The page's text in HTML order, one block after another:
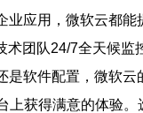
应用，微软云都能
团队24/7全天候监
软件配置，微软云
获得满意的体验